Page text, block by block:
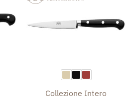
Collezione Intero